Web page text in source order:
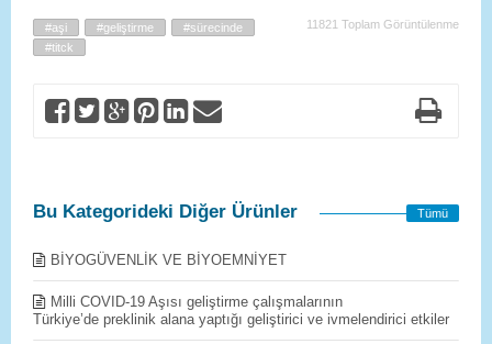
11821 Toplam Görüntülenme
#aşi #geliştirme
#sürecinde
#titck
Tümü
Bu Kategorideki Diğer Ürünler
BİYOGÜVENLİK VE BİYOEMNİYET
Milli COVID-19 Aşısı geliştirme çalışmalarının
Türkiye’de preklinik alana yaptığı geliştirici ve ivmelendirici etkiler